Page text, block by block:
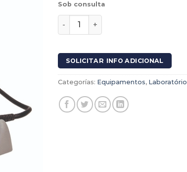
Sob consulta
Laboratorio Micromotor Rodilla-
SOLICITAR INFO ADICIONAL
Categorías: Equipamentos, Laboratório